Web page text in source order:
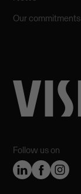
Follow us on
Our commitments